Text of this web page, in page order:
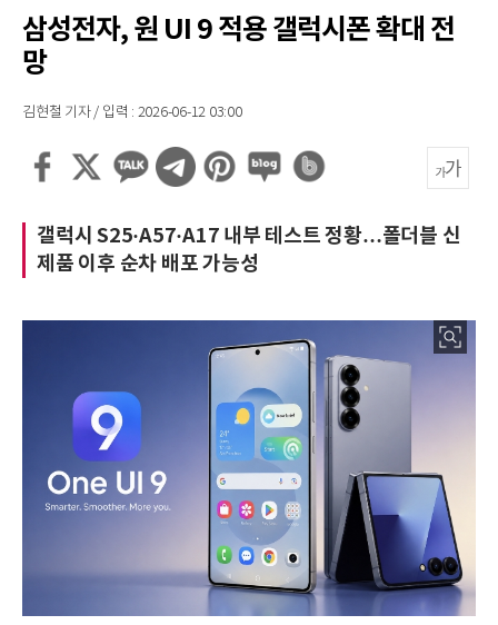
삼성전자, 원 UI 9 적용 갤럭시폰 확대 전
망
김현철 기자 / 입력 : 2026-06-12 03:00
갤럭시 S25·A57·A17 내부 테스트 정황…폴더블 신
제품 이후 순차 배포 가능성